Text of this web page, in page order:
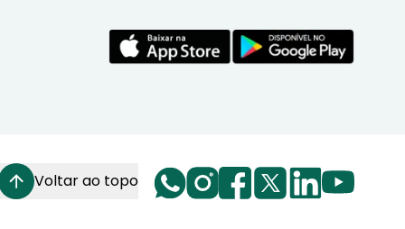
Voltar ao topo